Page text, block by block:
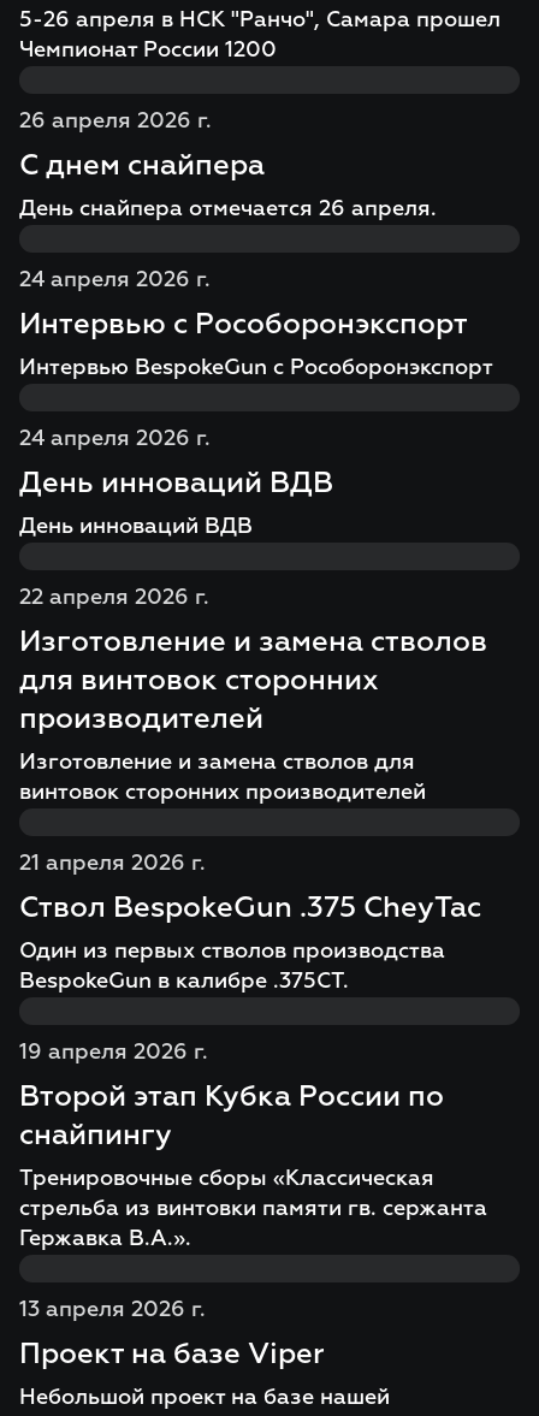
5-26 апреля в НСК "Ранчо", Самара прошел
Чемпионат России 1200
26 апреля 2026 г.
С днем снайпера
День снайпера отмечается 26 апреля.
24 апреля 2026 г.
Интервью с Рособоронэкспорт
Интервью BespokeGun с Рособоронэкспорт
24 апреля 2026 г.
День инноваций ВДВ
День инноваций ВДВ
22 апреля 2026 г.
Изготовление и замена стволов
для винтовок сторонних
производителей
Изготовление и замена стволов для
винтовок сторонних производителей
21 апреля 2026 г.
Ствол BespokeGun .375 CheyTac
Один из первых стволов производства
BespokeGun в калибре .375СT.
19 апреля 2026 г.
Второй этап Кубка России по
снайпингу
Тренировочные сборы «Классическая
стрельба из винтовки памяти гв. сержанта
Гержавка В.А.».
13 апреля 2026 г.
Проект на базе Viper
Небольшой проект на базе нашей